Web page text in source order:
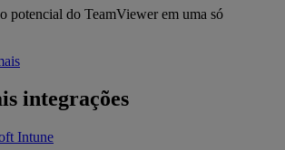
potencial do TeamViewer em uma só
integrações
Intune